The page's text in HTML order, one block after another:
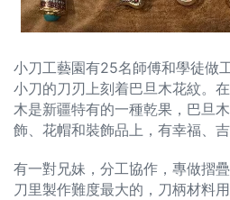
小刀工藝園有25名師傅和學徒做
小刀的刀刃上刻着巴旦木花紋。
木是新疆特有的一種乾果，巴旦
飾、花帽和裝飾品上，有幸福、吉
有一對兄妹，分工協作，專做摺
刀里製作難度最大的，刀柄材料